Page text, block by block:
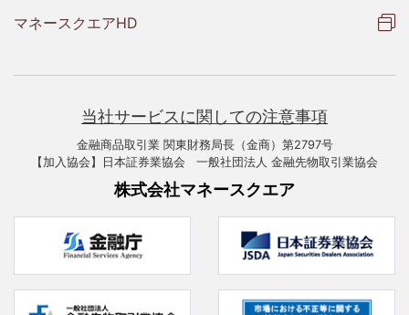
マネースクエアHD
当社サービスに関しての注意事項
金融商品取引業 関東財務局長（金商）第2797号
【加入協会】日本証券業協会 一般社団法人 金融先物取引業協会
株式会社マネースクエア